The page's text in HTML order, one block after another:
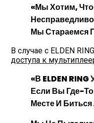
«Мы Хотим,
Мы Стараемся
В случае с ELDEN
доступа к
«В ELDEN
Если Вы Где-
Месте И